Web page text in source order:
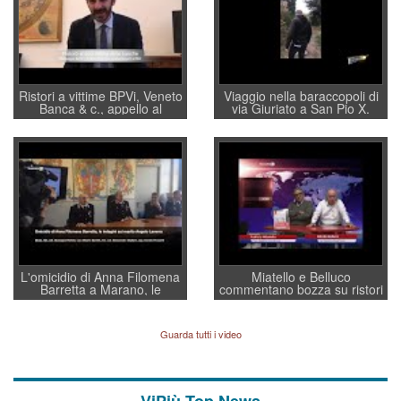
Ristori a vittime BPVi, Veneto
Banca & c., appello al
sottosegretario Alessio
Villarosa: per mettere ordine
convochi con Di Maio CNCU
a supporto della cabina di
regia al Mef
Viaggio nella baraccopoli di
via Giuriato a San Pio X.
Vicenza ai Vicentini: “faremo
un regalo di Natale ai
residenti”
L'omicidio di Anna Filomena
Barretta a Marano, le
indagini dei carabinieri di
quelle di... Barbara D'Urso
Miatello e Belluco
commentano bozza su ristori
BPVi e Veneto Banca
Guarda tutti i video